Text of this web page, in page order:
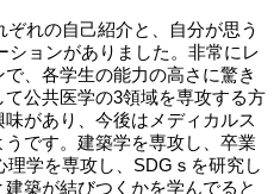
ぞれの自己紹介と、自分が思う
ションがありました。非常にレ
、各学生の能力の高さに驚き
て公共医学の3領域を専攻する方
があり、今後はメディカルス
です。建築学を専攻し、卒業
学を専攻し、 SDG ｓを研究し
築が結びつくかを学んでると